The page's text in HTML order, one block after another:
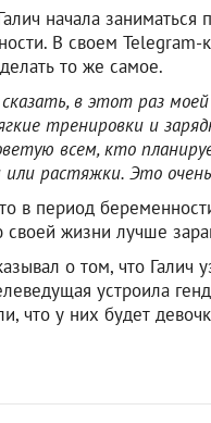
начала
В своем
то же самое.
в этот раз
тренировки и
всем, кто
или растяжки. Это
в период
своей жизни лучше
о том, что Галич
устроила
что у них будет